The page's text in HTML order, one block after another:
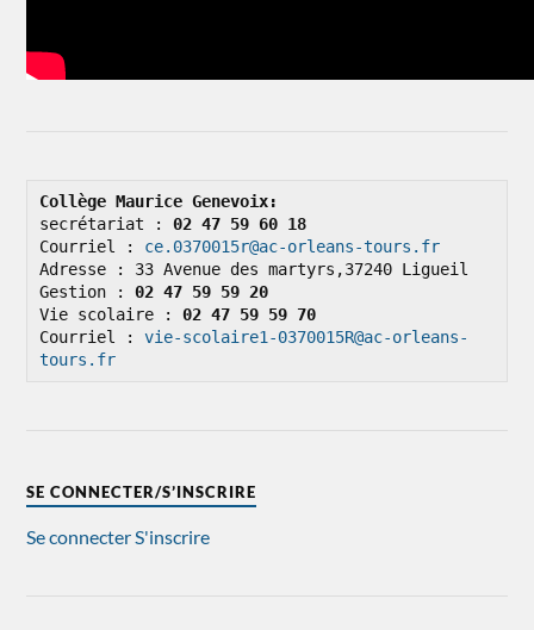
Collège Maurice Genevoix:
secrétariat : 02 47 59 60 18
Courriel : ce.0370015r@ac-orleans-tours.fr
Adresse : 33 Avenue des martyrs,37240 Ligueil
Gestion : 02 47 59 59 20
Vie scolaire : 02 47 59 59 70
Courriel : vie-scolaire1-0370015R@ac-orleans-
tours.fr
SE CONNECTER/S’INSCRIRE
Se connecter S'inscrire